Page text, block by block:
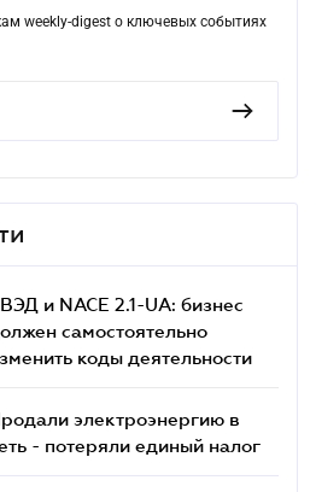
weekly-digest о ключевых событиях
и NACE 2.1-UA: бизнес
самостоятельно
коды деятельности
электроэнергию в
- потеряли единый налог